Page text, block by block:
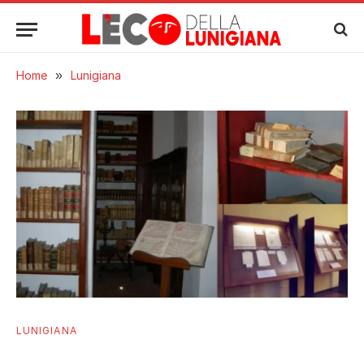
Home » Lunigiana
LUNIGIANA